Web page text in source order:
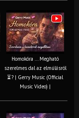
Homokóra ... Megható
szerelmes dal az elmúlásról
⏳? | Gerry Music (Official
Music Video) |